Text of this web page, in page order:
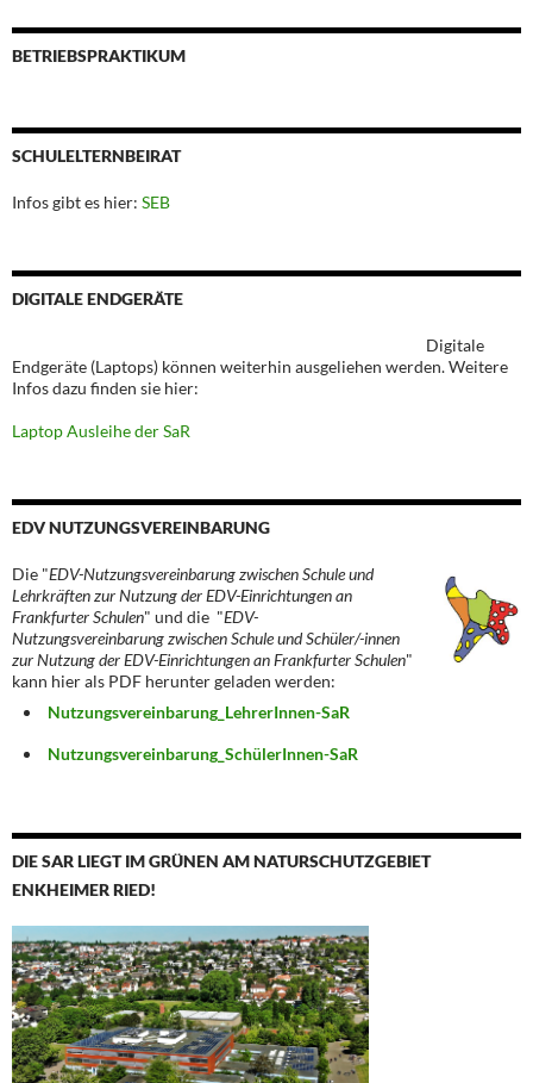
BETRIEBSPRAKTIKUM
SCHULELTERNBEIRAT
Infos gibt es hier: SEB
DIGITALE ENDGERÄTE
Digitale
Endgeräte (Laptops) können weiterhin ausgeliehen werden. Weitere
Infos dazu finden sie hier:
Laptop Ausleihe der SaR
EDV NUTZUNGSVEREINBARUNG
Die "EDV-Nutzungsvereinbarung zwischen Schule und
Lehrkräften zur Nutzung der EDV-Einrichtungen an
Frankfurter Schulen" und die "EDV-
Nutzungsvereinbarung zwischen Schule und Schüler/-innen
zur Nutzung der EDV-Einrichtungen an Frankfurter Schulen"
kann hier als PDF herunter geladen werden:
Nutzungsvereinbarung_LehrerInnen-SaR
Nutzungsvereinbarung_SchülerInnen-SaR
DIE SAR LIEGT IM GRÜNEN AM NATURSCHUTZGEBIET
ENKHEIMER RIED!